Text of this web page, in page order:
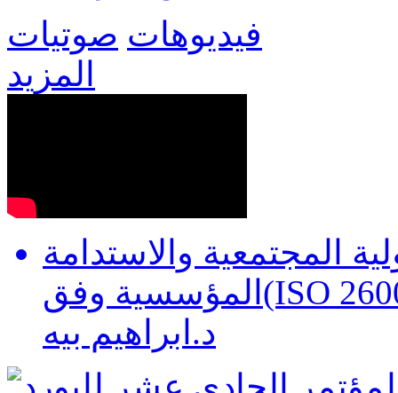
فيديوهات صوتيات
المزيد
المجتمعية والاستدامة
المؤسسية وفق(ISO 26000) 12 يونيو 2026 د.احمد البدري
د.ابراهيم بيه